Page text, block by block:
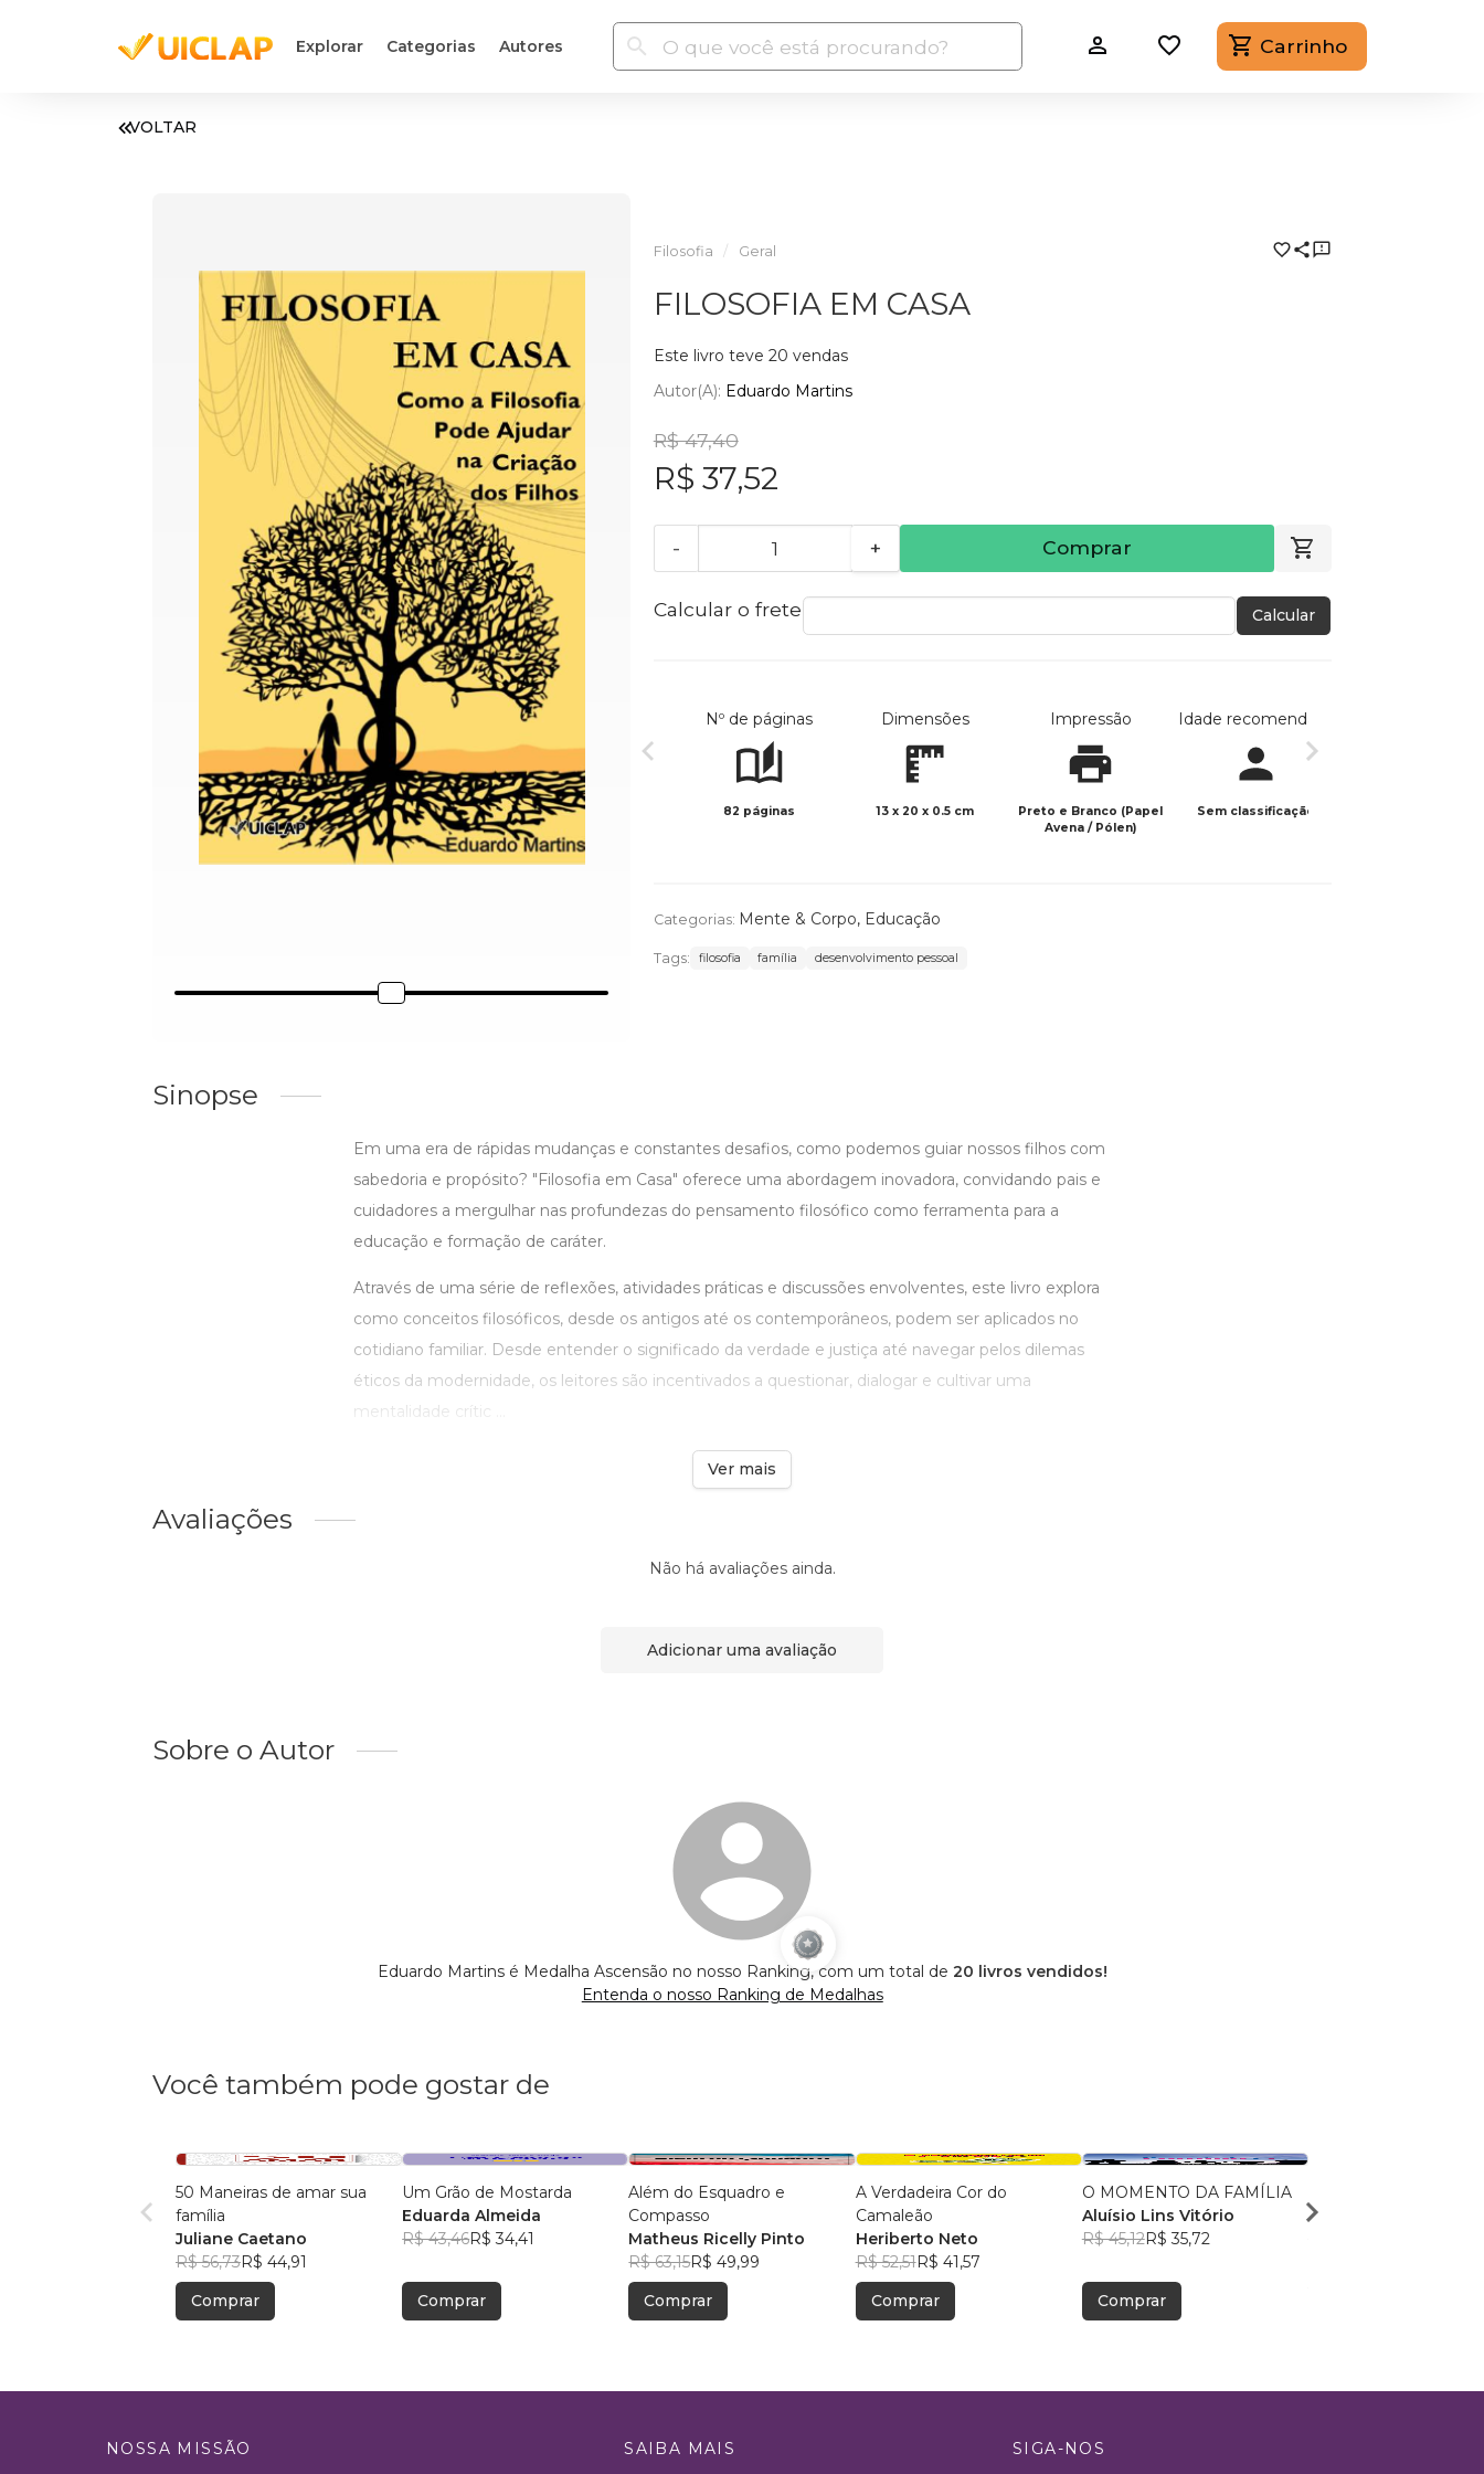
Explorar Categorias Autores Carrinho
VOLTAR
Filosofia Geral
FILOSOFIA EM CASA
Este livro teve 20 vendas
Autor(a): Eduardo Martins
R$ 47,40
R$ 37,52
- + Comprar
Calcular o frete Calcular
Nº de páginas
82 páginas
Dimensões
13 x 20 x 0.5 cm
Impressão
Preto e Branco (Papel
Avena / Pólen)
Idade recomendada
Sem classificação
Categorias: Mente & Corpo, Educação
Tags: filosofia família desenvolvimento pessoal
Sinopse
Em uma era de rápidas mudanças e constantes desafios, como podemos guiar nossos filhos com
sabedoria e propósito? "Filosofia em Casa" oferece uma abordagem inovadora, convidando pais e
cuidadores a mergulhar nas profundezas do pensamento filosófico como ferramenta para a
educação e formação de caráter.
Através de uma série de reflexões, atividades práticas e discussões envolventes, este livro explora
como conceitos filosóficos, desde os antigos até os contemporâneos, podem ser aplicados no
cotidiano familiar. Desde entender o significado da verdade e justiça até navegar pelos dilemas
éticos da modernidade, os leitores são incentivados a questionar, dialogar e cultivar uma
mentalidade crític ...
Ver mais
Avaliações
Não há avaliações ainda.
Adicionar uma avaliação
Sobre o Autor
Eduardo Martins é Medalha Ascensão no nosso Ranking, com um total de 20 livros vendidos!
Entenda o nosso Ranking de Medalhas
Você também pode gostar de
50 Maneiras de amar sua
família
Juliane Caetano
R$ 56,73R$ 44,91
Comprar
Um Grão de Mostarda
Eduarda Almeida
R$ 43,46R$ 34,41
Comprar
Além do Esquadro e
Compasso
Matheus Ricelly Pinto
R$ 63,15R$ 49,99
Comprar
A Verdadeira Cor do
Camaleão
Heriberto Neto
R$ 52,51R$ 41,57
Comprar
O MOMENTO DA FAMÍLIA
Aluísio Lins Vitório
R$ 45,12R$ 35,72
Comprar
Murillo Leme
NOSSA MISSÃO
SAIBA MAIS
SIGA-NOS